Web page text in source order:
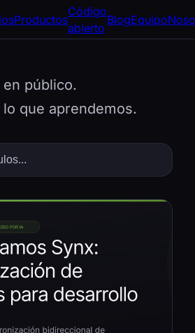
Productos
Código
abierto
BlogEquipo
público.
que aprendemos.